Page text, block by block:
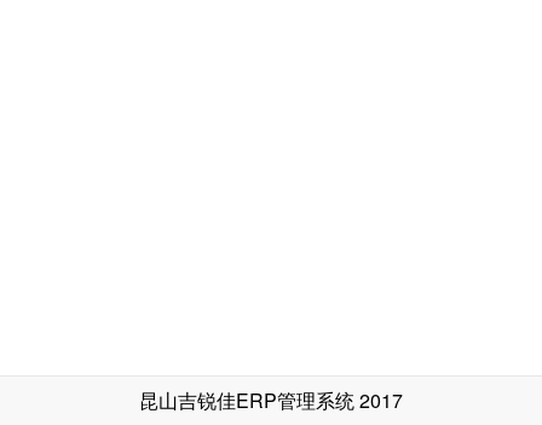
昆山吉锐佳ERP管理系统 2017